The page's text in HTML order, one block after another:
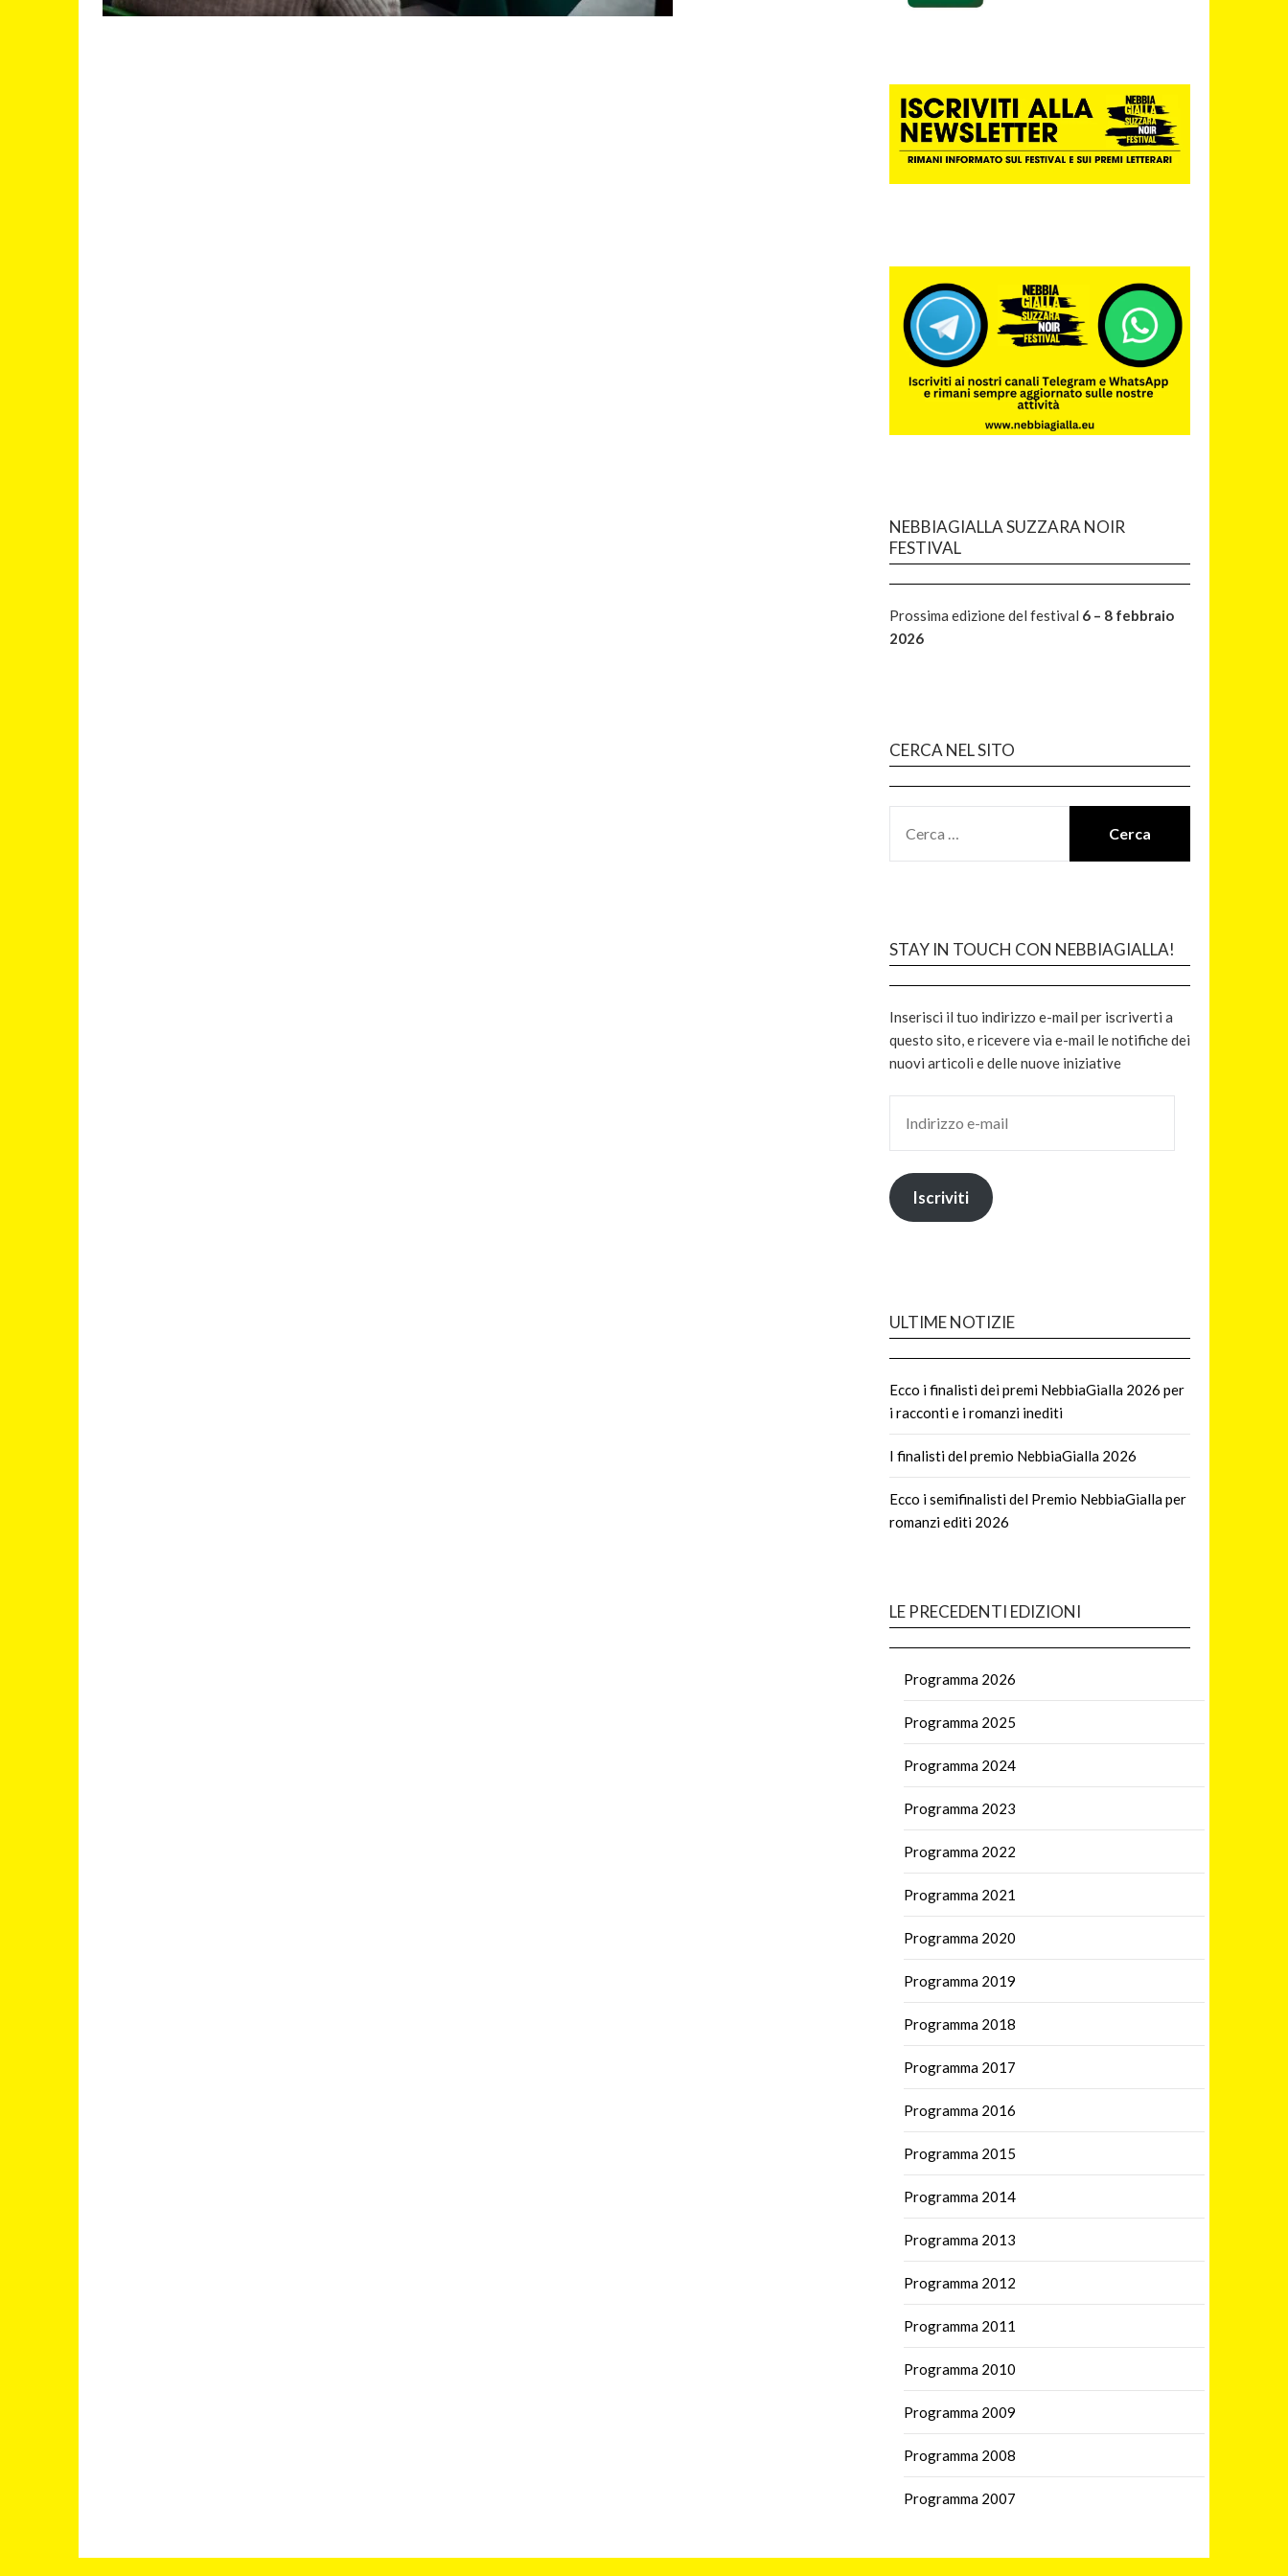
NEBBIAGIALLA SUZZARA NOIR
FESTIVAL
Prossima edizione del festival 6 – 8 febbraio
2026
CERCA NEL SITO
STAY IN TOUCH CON NEBBIAGIALLA!
Inserisci il tuo indirizzo e-mail per iscriverti a
questo sito, e ricevere via e-mail le notifiche dei
nuovi articoli e delle nuove iniziative
Iscriviti
ULTIME NOTIZIE
Ecco i finalisti dei premi NebbiaGialla 2026 per
i racconti e i romanzi inediti
I finalisti del premio NebbiaGialla 2026
Ecco i semifinalisti del Premio NebbiaGialla per
romanzi editi 2026
LE PRECEDENTI EDIZIONI
Programma 2026
Programma 2025
Programma 2024
Programma 2023
Programma 2022
Programma 2021
Programma 2020
Programma 2019
Programma 2018
Programma 2017
Programma 2016
Programma 2015
Programma 2014
Programma 2013
Programma 2012
Programma 2011
Programma 2010
Programma 2009
Programma 2008
Programma 2007